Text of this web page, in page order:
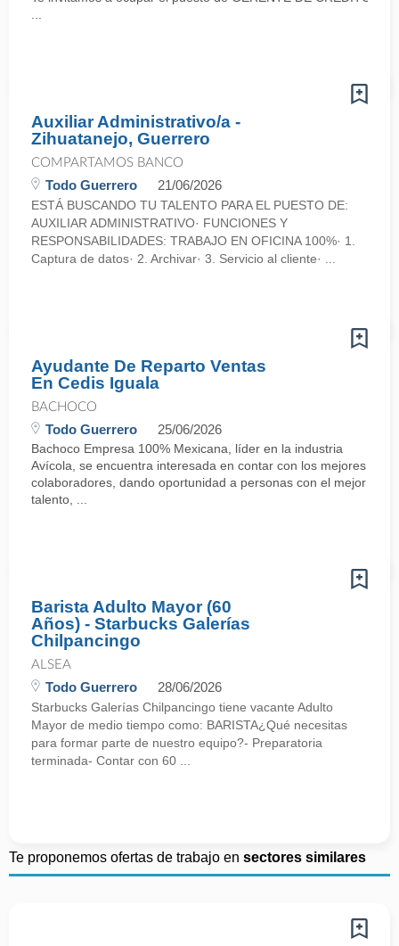
Auxiliar Administrativo/a -
Zihuatanejo, Guerrero
COMPARTAMOS BANCO
Todo Guerrero 21/06/2026
ESTÁ BUSCANDO TU TALENTO PARA EL PUESTO DE:
AUXILIAR ADMINISTRATIVO· FUNCIONES Y
RESPONSABILIDADES: TRABAJO EN OFICINA 100%· 1.
Captura de datos· 2. Archivar· 3. Servicio al cliente· ...
Ayudante De Reparto Ventas
En Cedis Iguala
BACHOCO
Todo Guerrero 25/06/2026
Bachoco Empresa 100% Mexicana, líder en la industria
Avícola, se encuentra interesada en contar con los mejores
colaboradores, dando oportunidad a personas con el mejor
talento, ...
Barista Adulto Mayor (60
Años) - Starbucks Galerías
Chilpancingo
ALSEA
Todo Guerrero 28/06/2026
Starbucks Galerías Chilpancingo tiene vacante Adulto
Mayor de medio tiempo como: BARISTA¿Qué necesitas
para formar parte de nuestro equipo?- Preparatoria
terminada- Contar con 60 ...
Te proponemos ofertas de trabajo en sectores similares